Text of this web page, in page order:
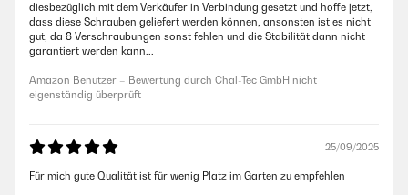
diesbezüglich mit dem Verkäufer in Verbindung gesetzt und hoffe jetzt,
dass diese Schrauben geliefert werden können, ansonsten ist es nicht
gut, da 8 Verschraubungen sonst fehlen und die Stabilität dann nicht
garantiert werden kann...
Amazon Benutzer – Bewertung durch Chal-Tec GmbH nicht
eigenständig überprüft
25/09/2025
Für mich gute Qualität ist für wenig Platz im Garten zu empfehlen